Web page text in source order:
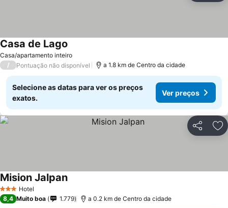
Casa/apartamento inteiro
Casa de Lago
/ Pontuação não disponível a 1.8 km de Centro da cidade
Selecione as datas para ver os preços
exatos.
Ver preços
Partilhar
3 EstrelasHotel
Mision JalpanVer preços
8,4 Muito boa 1.779 a 0.2 km de Centro da cidade